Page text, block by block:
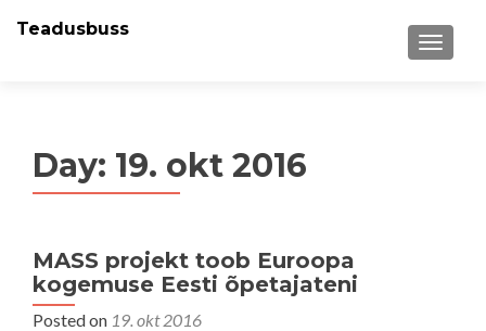
MENU
Teadusbuss
Day: 19. okt 2016
MASS projekt toob Euroopa
kogemuse Eesti õpetajateni
Posted on 19. okt 2016